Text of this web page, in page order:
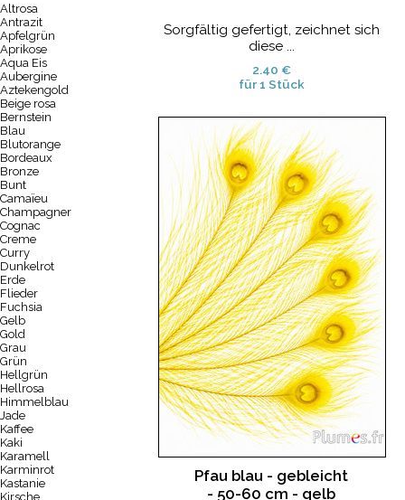
Altrosa
Antrazit
Apfelgrün
Aprikose
Aqua Eis
Aubergine
Aztekengold
Beige rosa
Bernstein
Blau
Blutorange
Bordeaux
Bronze
Bunt
Camaïeu
Champagner
Cognac
Creme
Curry
Dunkelrot
Erde
Flieder
Fuchsia
Gelb
Gold
Grau
Grün
Hellgrün
Hellrosa
Himmelblau
Jade
Kaffee
Kaki
Karamell
Karminrot
Kastanie
Kirsche
Sorgfältig gefertigt, zeichnet sich
diese ...
2.40 €
für 1 Stück
Pfau blau - gebleicht
- 50-60 cm - gelb